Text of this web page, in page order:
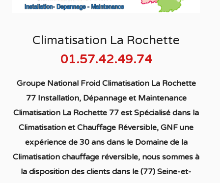
Climatisation La Rochette
01.57.42.49.74
Groupe National Froid Climatisation La Rochette
77 Installation, Dépannage et Maintenance
Climatisation La Rochette 77est Spécialisé dans la
Climatisation et Chauffage Réversible, GNF une
expérience de 30 ans dans le Domaine de la
Climatisation chauffage réversible, nous sommes à
la disposition des clients dans le (77) Seine-et-